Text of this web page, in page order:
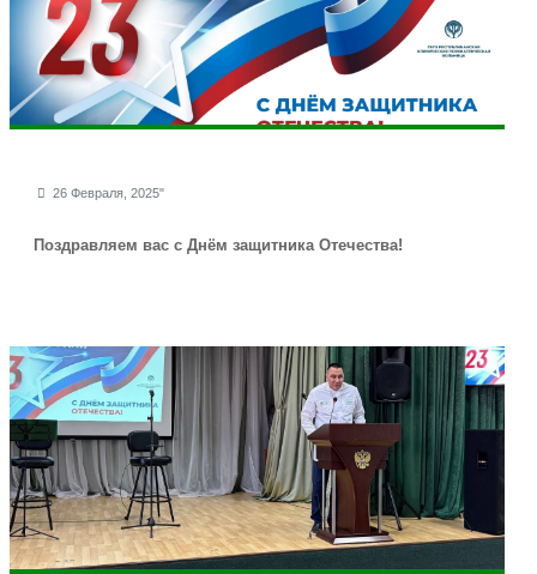
Поздравляем вас с Днём защитника Отечества!
26 Февраля, 2025"